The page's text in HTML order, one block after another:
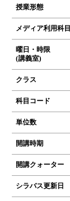
授業形態
メディア利用科目
曜日・時限
(講義室)
クラス
科目コード
単位数
開講時期
開講クォーター
シラバス更新日